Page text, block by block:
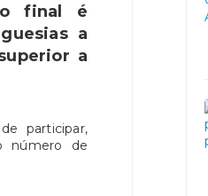
final é
a
a
participar,
número de